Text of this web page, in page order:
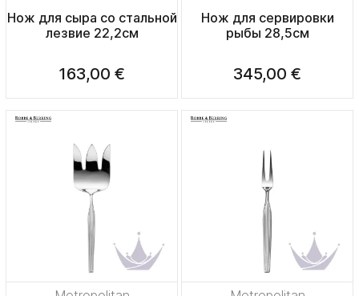
Нож для сыра со стальной
лезвие 22,2см
163,00 €
Нож для сервировки
рыбы 28,5см
345,00 €